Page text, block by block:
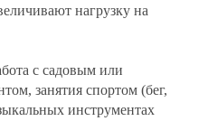
нагрузку на
с садовым или
занятия спортом (бег,
инструментах